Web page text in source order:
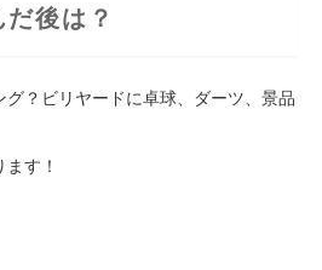
後は？
？ビリヤードに卓球、ダーツ、景品
す！